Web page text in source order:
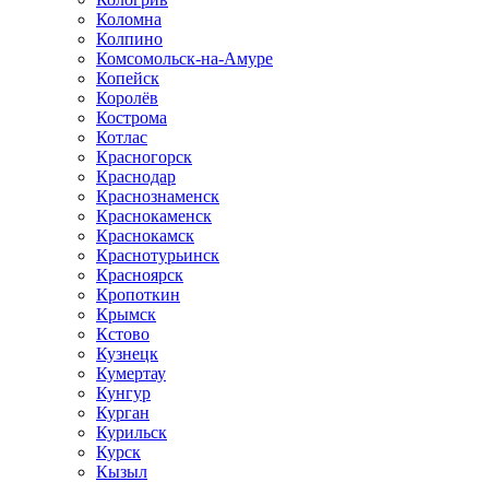
Коломна
Колпино
Комсомольск-на-Амуре
Копейск
Королёв
Кострома
Котлас
Красногорск
Краснодар
Краснознаменск
Краснокаменск
Краснокамск
Краснотурьинск
Красноярск
Кропоткин
Крымск
Кстово
Кузнецк
Кумертау
Кунгур
Курган
Курильск
Курск
Кызыл